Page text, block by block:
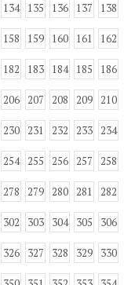
134 135 136 137 138
158 159 160 161 162
182 183 184 185 186
206 207 208 209 210
230 231 232 233 234
254 255 256 257 258
278 279 280 281 282
302 303 304 305 306
326 327 328 329 330